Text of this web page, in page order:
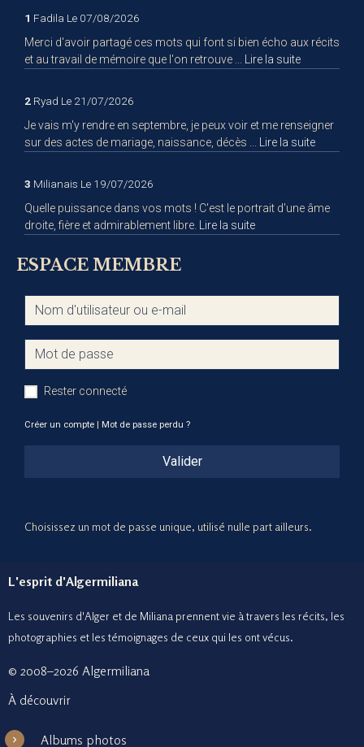
1 Fadila Le 07/08/2026
Merci d'avoir partagé ces mots qui font si bien écho aux récits
et au travail de mémoire que l'on retrouve ...
Lire la suite
2 Ryad Le 21/07/2026
Je vais m'y rendre en septembre, je peux voir et me renseigner
sur des actes de mariage, naissance, décès ...
Lire la suite
3 Milianais Le 19/07/2026
Quelle puissance dans vos mots ! C'est le portrait d'une âme
droite, fière et admirablement libre.
Lire la suite
ESPACE MEMBRE
Rester connecté
Créer un compte Mot de passe perdu ?
Valider
Choisissez un mot de passe unique, utilisé nulle part ailleurs.
L'esprit d'Algermiliana
Les souvenirs d'Alger et de Miliana prennent vie à travers les récits, les
photographies et les témoignages de ceux qui les ont vécus.
© 2008–2026 Algermiliana
À découvrir
Albums photos